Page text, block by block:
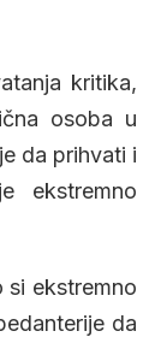
kritika,
osoba u
da prihvati i
ekstremno
ekstremno
da